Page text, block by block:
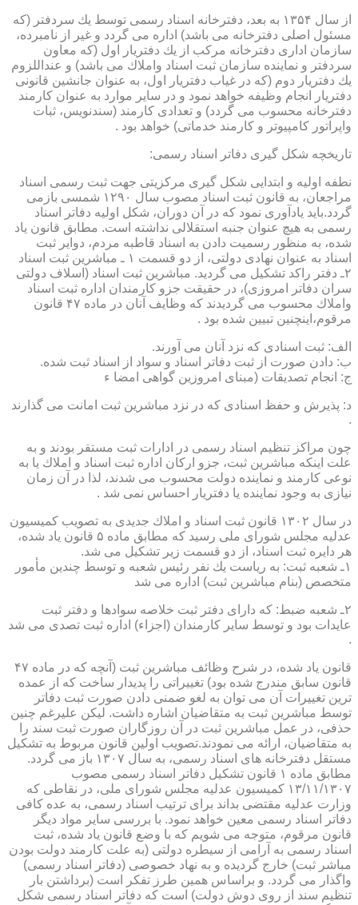
از سال ۱۳۵۴ به بعد، دفترخانه اسناد رسمی توسط یك سردفتر (كه
مسئول اصلی دفترخانه می باشد) اداره می گردد و غیر از نامبرده،
سازمان اداری دفترخانه مركب از یك دفتریار اول (كه معاون
سردفتر و نماینده سازمان ثبت اسناد واملاك می باشد) و عنداللزوم
یك دفتریار دوم (كه در غیاب دفتریار اول، به عنوان جانشین قانونی
دفتریار انجام وظیفه خواهد نمود و در سایر موارد به عنوان كارمند
دفترخانه محسوب می گردد) و تعدادی كارمند (سندنویس، ثبات
واپراتور كامپیوتر و كارمند خدماتی) خواهد بود .
تاریخچه شكل گیری دفاتر اسناد رسمی:
نطفه اولیه و ابتدایی شكل گیری مركزیتی جهت ثبت رسمی اسناد
مراجعان، به قانون ثبت اسناد مصوب سال ۱۲۹۰ شمسی بازمی
گردد.باید یادآوری نمود كه در آن دوران، شكل اولیه دفاتر اسناد
رسمی به هیچ عنوان جنبه استقلالی نداشته است. مطابق قانون یاد
شده، به منظور رسمیت دادن به اسناد قاطبه مردم، دوایر ثبت
اسناد به عنوان نهادی دولتی، از دو قسمت ۱ ـ مباشرین ثبت اسناد
۲ـ دفتر راكد تشكیل می گردید. مباشرین ثبت اسناد (اسلاف دولتی
سران دفاتر امروزی)، در حقیقت جزو كارمندان اداره ثبت اسناد
واملاك محسوب می گردیدند كه وظایف آنان در ماده ۴۷ قانون
مرقوم،اینچنین تبیین شده بود .
الف: ثبت اسنادی كه نزد آنان می آورند.
ب: دادن صورت از ثبت دفاتر اسناد و سواد از اسناد ثبت شده.
ج: انجام تصدیقات (مبنای امروزین گواهی امضا ء
د: پذیرش و حفظ اسنادی كه در نزد مباشرین ثبت امانت می گذارند
.
چون مراكز تنظیم اسناد رسمی در ادارات ثبت مستقر بودند و به
علت اینكه مباشرین ثبت، جزو اركان اداره ثبت اسناد و املاك یا به
نوعی كارمند و نماینده دولت محسوب می شدند، لذا در آن زمان
نیازی به وجود نماینده یا دفتریار احساس نمی شد .
در سال ۱۳۰۲ قانون ثبت اسناد و املاك جدیدی به تصویب كمیسیون
عدلیه مجلس شورای ملی رسید كه مطابق ماده ۵ قانون یاد شده،
هر دایره ثبت اسناد، از دو قسمت زیر تشكیل می شد.
۱ـ شعبه ثبت: به ریاست یك نفر رئیس شعبه و توسط چندین مأمور
متخصص (بنام مباشرین ثبت) اداره می شد
۲ـ شعبه ضبط: كه دارای دفتر ثبت خلاصه سوادها و دفتر ثبت
عایدات بود و توسط سایر كارمندان (اجزاء) اداره ثبت تصدی می شد
.
قانون یاد شده، در شرح وظائف مباشرین ثبت (آنچه كه در ماده ۴۷
قانون سابق مندرج شده بود) تغییراتی را پدیدار ساخت كه از عمده
ترین تغییرات آن می توان به لغو ضمنی دادن صورت ثبت دفاتر
توسط مباشرین ثبت به متقاضیان اشاره داشت. لیكن علیرغم چنین
حذفی، در عمل مباشرین ثبت در آن روزگاران صورت ثبت سند را
به متقاضیان، ارائه می نمودند.تصویب اولین قانون مربوط به تشكیل
مستقل دفترخانه های اسناد رسمی، به سال ۱۳۰۷ باز می گردد.
مطابق ماده ۱ قانون تشكیل دفاتر اسناد رسمی مصوب
۱۳/۱۱/۱۳۰۷ كمیسیون عدلیه مجلس شورای ملی، در نقاطی كه
وزارت عدلیه مقتضی بداند برای ترتیب اسناد رسمی، به عده كافی
دفاتر اسناد رسمی معین خواهد نمود. با بررسی سایر مواد دیگر
قانون مرقوم، متوجه می شویم كه با وضع قانون یاد شده، ثبت
اسناد رسمی به آرامی از سیطره دولتی (به علت كارمند دولت بودن
مباشر ثبت) خارج گردیده و به نهاد خصوصی (دفاتر اسناد رسمی)
واگذار می گردد. و براساس همین طرز تفكر است (برداشتن بار
تنظیم سند از روی دوش دولت) است كه دفاتر اسناد رسمی شكل